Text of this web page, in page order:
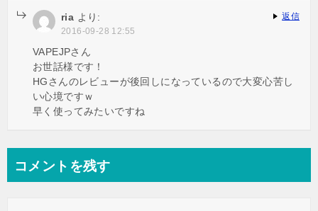
ria より:
2016-09-28 12:55
VAPEJPさん
お世話様です！
HGさんのレビューが後回しになっているので大変心苦し
い心境ですｗ
早く使ってみたいですね
返信
コメントを残す